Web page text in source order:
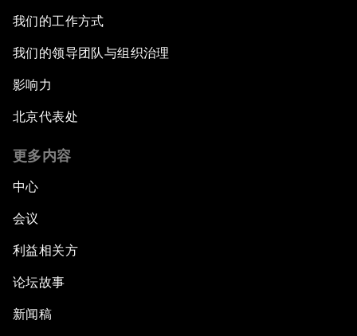
我们的工作方式
我们的领导团队与组织治理
影响力
北京代表处
更多内容
中心
会议
利益相关方
论坛故事
新闻稿